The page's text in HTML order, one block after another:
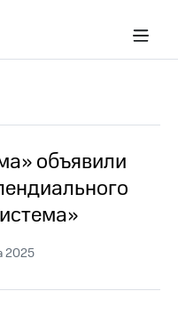
объявили
2025